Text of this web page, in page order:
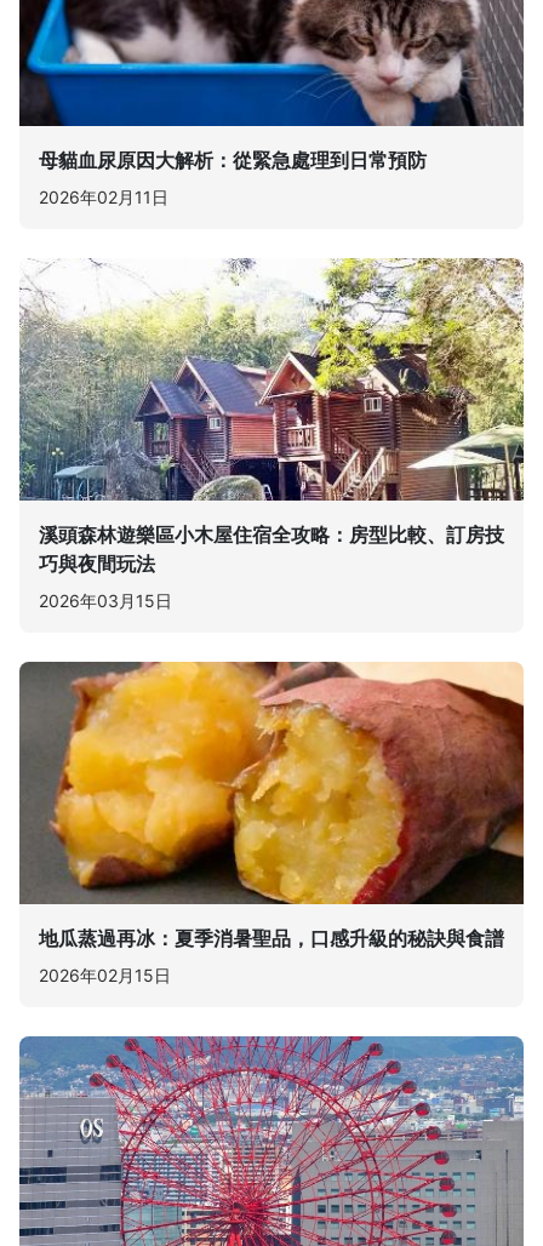
母貓血尿原因大解析：從緊急處理到日常預防
2026年02月11日
溪頭森林遊樂區小木屋住宿全攻略：房型比較、訂房技
巧與夜間玩法
2026年03月15日
地瓜蒸過再冰：夏季消暑聖品，口感升級的秘訣與食譜
2026年02月15日